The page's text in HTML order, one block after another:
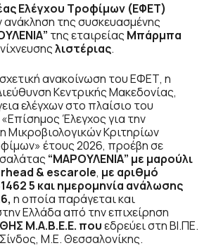
Ελέγχου Τροφίμων (ΕΦΕΤ)
ανάκληση της συσκευασμένης
της εταιρείας Μπάρμπα
λιστέριας.
ανακοίνωση του ΕΦΕΤ, η
Κεντρικής Μακεδονίας,
ελέγχων στο πλαίσιο του
Έλεγχος για την
Κριτηρίων
έτους 2026, προέβη σε
“ΜΑΡΟΥΛΕΝΙΑ” με μαρούλι
& escarole, με αριθμό
5 και ημερομηνία ανάλωσης
η οποία παράγεται και
Ελλάδα από την επιχείρηση
Μ.Α.Β.Ε.Ε. πουεδρεύει στη ΒΙ.ΠΕ.
Μ.Ε. Θεσσαλονίκης.